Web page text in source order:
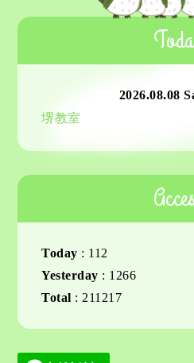
2026.08.08
堺教室
Today : 112
Yesterday : 1266
Total : 211217